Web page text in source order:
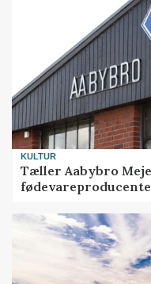
KULTUR
Tæller Aabybro